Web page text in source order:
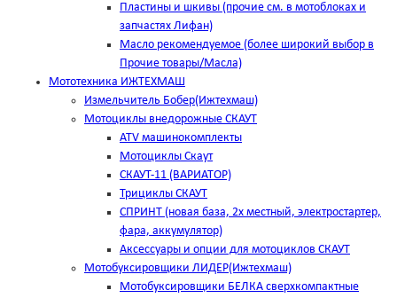
Пластины и шкивы (прочие см. в мотоблоках и
запчастях Лифан)
Масло рекомендуемое (более широкий выбор в
Прочие товары/Масла)
Мототехника ИЖТЕХМАШ
Измельчитель Бобер(Ижтехмаш)
Мотоциклы внедорожные СКАУТ
ATV машинокомплекты
Мотоциклы Скаут
СКАУТ-11 (ВАРИАТОР)
Трициклы СКАУТ
СПРИНТ (новая база, 2х местный, электростартер,
фара, аккумулятор)
Аксессуары и опции для мотоциклов СКАУТ
Мотобуксировщики ЛИДЕР(Ижтехмаш)
Мотобуксировщики БЕЛКА сверхкомпактные